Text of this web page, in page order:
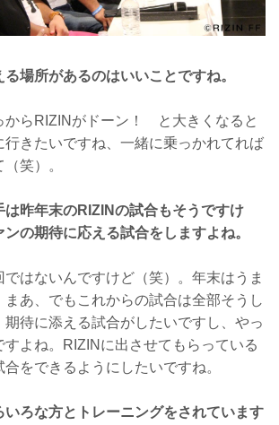
場所があるのはいいことですね。
らRIZINがドーン！ と大きくなると
行きたいですね、一緒に乗っかれてれば
笑）。
昨年末のRIZINの試合もそうですけ
の期待に応える試合をしますよね。
はないんですけど（笑）。年末はうま
まあ、でもこれからの試合は全部そうし
期待に添える試合がしたいですし、やっ
すよね。RIZINに出させてもらっている
をできるようにしたいですね。
ろな方とトレーニングをされています